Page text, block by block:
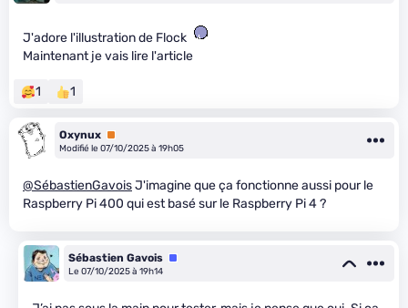
J'adore l'illustration de Flock
Maintenant je vais lire l'article
1 1
Oxynux Premium
Modifié le 07/10/2025 à 19h05
@SébastienGavoisJ'imagine que ça fonctionne aussi pour le
Raspberry Pi 400 qui est basé sur le Raspberry Pi 4 ?
Sébastien Gavois Équipe
Le 07/10/2025 à 19h14